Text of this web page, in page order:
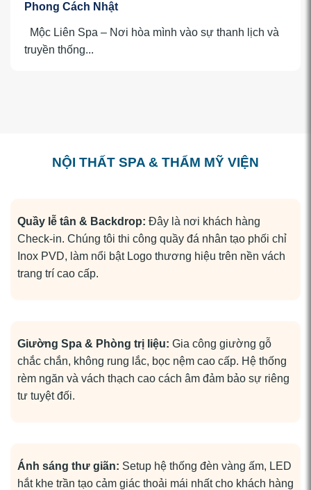
Phong Cách Nhật
Mộc Liên Spa – Nơi hòa mình vào sự thanh lịch và
truyền thống...
NỘI THẤT SPA & THẨM MỸ VIỆN
Quầy lễ tân & Backdrop: Đây là nơi khách hàng
Check-in. Chúng tôi thi công quầy đá nhân tạo phối chỉ
Inox PVD, làm nổi bật Logo thương hiệu trên nền vách
trang trí cao cấp.
Giường Spa & Phòng trị liệu: Gia công giường gỗ
chắc chắn, không rung lắc, bọc nệm cao cấp. Hệ thống
rèm ngăn và vách thạch cao cách âm đảm bảo sự riêng
tư tuyệt đối.
Ánh sáng thư giãn: Setup hệ thống đèn vàng ấm, LED
hắt khe trần tạo cảm giác thoải mái nhất cho khách hàng